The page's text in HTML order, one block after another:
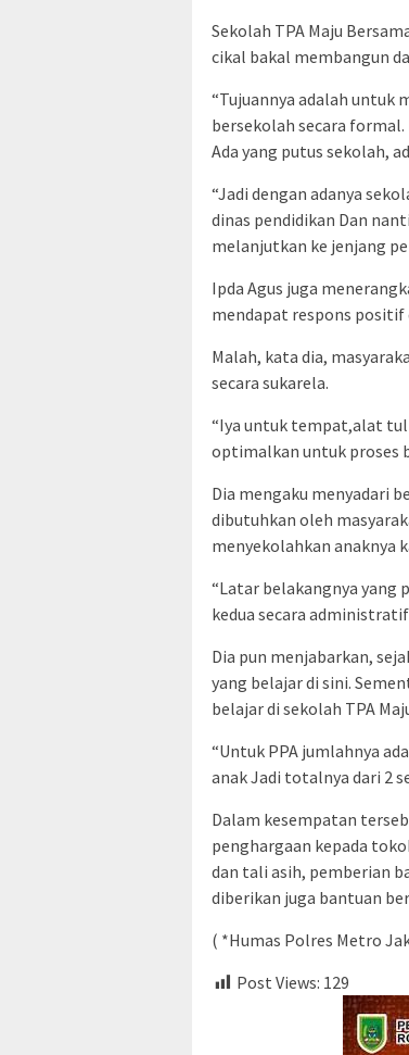
Sekolah TPA Maju
cikal bakal membangun
“Tujuannya adalah untuk
bersekolah secara
Ada yang putus sekolah,
“Jadi dengan adanya
dinas pendidikan Dan
melanjutkan ke jenjang
Ipda Agus juga
mendapat respons positif
Malah, kata dia,
secara sukarela.
“Iya untuk tempat,alat
optimalkan untuk proses
Dia mengaku menyadari
dibutuhkan oleh
menyekolahkan anaknya
“Latar belakangnya yang
kedua secara
Dia pun menjabarkan,
yang belajar di sini.
belajar di sekolah TPA
“Untuk PPA jumlahnya
anak Jadi totalnya dari 2
Dalam kesempatan
penghargaan kepada
dan tali asih, pemberian
diberikan juga bantuan
( *Humas Polres Metro
Post Views: 129